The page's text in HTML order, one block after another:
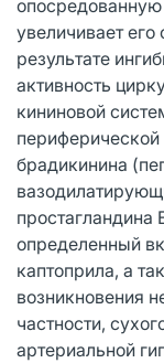
увеличивает
результате
активность
кининовой
периферической
брадикинина
простагландина
определенный
каптоприла, а
возникновения
частности,
артериальной